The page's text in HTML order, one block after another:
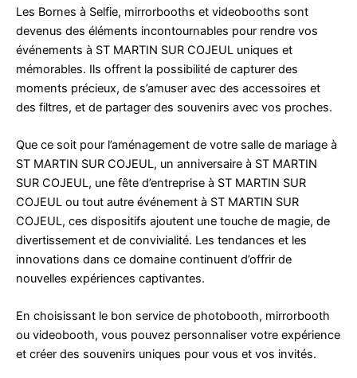
Les Bornes à Selfie, mirrorbooths et videobooths sont
devenus des éléments incontournables pour rendre vos
événements à ST MARTIN SUR COJEUL uniques et
mémorables. Ils offrent la possibilité de capturer des
moments précieux, de s’amuser avec des accessoires et
des filtres, et de partager des souvenirs avec vos proches.
Que ce soit pour l’aménagement de votre salle de mariage à
ST MARTIN SUR COJEUL, un anniversaire à ST MARTIN
SUR COJEUL, une fête d’entreprise à ST MARTIN SUR
COJEUL ou tout autre événement à ST MARTIN SUR
COJEUL, ces dispositifs ajoutent une touche de magie, de
divertissement et de convivialité. Les tendances et les
innovations dans ce domaine continuent d’offrir de
nouvelles expériences captivantes.
En choisissant le bon service de photobooth, mirrorbooth
ou videobooth, vous pouvez personnaliser votre expérience
et créer des souvenirs uniques pour vous et vos invités.